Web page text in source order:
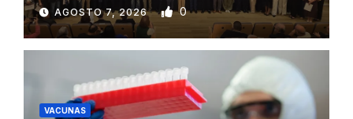
AGOSTO 7, 2026 0
VACUNAS